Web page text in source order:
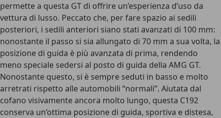
permette a questa GT di offrire un’esperienza d’uso da
vettura di lusso. Peccato che, per fare spazio ai sedili
posteriori, i sedili anteriori siano stati avanzati di 100 mm:
nonostante il passo si sia allungato di 70 mm a sua volta, la
posizione di guida è più avanzata di prima, rendendo
meno speciale sedersi al posto di guida della AMG GT.
Nonostante questo, si è sempre seduti in basso e molto
arretrati rispetto alle automobili “normali”. Aiutata dal
cofano visivamente ancora molto lungo, questa C192
conserva un’ottima posizione di guida, sportiva e distesa,